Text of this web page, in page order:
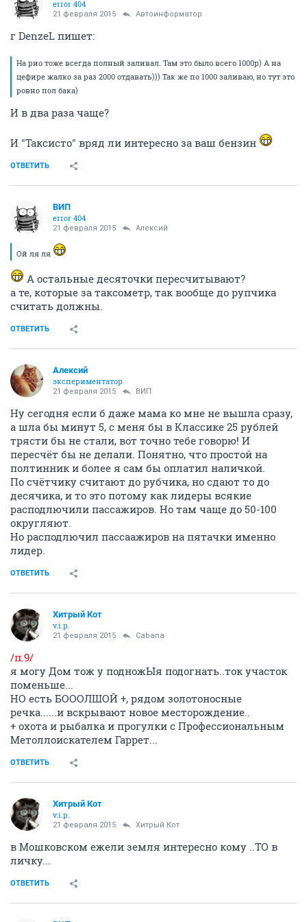
error 404
21 февраля 2015 Автоинформатор
г DenzeL пишет:
На рио тоже всегда полный заливал. Там это было всего 1000р) А на
цефире жалко за раз 2000 отдавать))) Так же по 1000 заливаю, но тут это
ровно пол бака)
И в два раза чаще?
И "Таксисто" вряд ли интересно за ваш бензин
ОТВЕТИТЬ
ВИП
error 404
21 февраля 2015 Алексий
Ой ля ля
А остальные десяточки пересчитывают?
а те, которые за таксометр, так вообще до рупчика
считать должны.
ОТВЕТИТЬ
Алексий
экспериментатор
21 февраля 2015 ВИП
Ну сегодня если б даже мама ко мне не вышла сразу,
а шла бы минут 5, с меня бы в Классике 25 рублей
трясти бы не стали, вот точно тебе говорю! И
пересчёт бы не делали. Понятно, что простой на
полтинник и более я сам бы оплатил наличкой.
По счётчику считают до рубчика, но сдают то до
десячика, и то это потому как лидеры всякие
расподлючили пассажиров. Но там чаще до 50-100
округляют.
Но расподлючил пассаажиров на пятачки именно
лидер.
ОТВЕТИТЬ
Хитрый Кот
v.i.p.
21 февраля 2015 Cabana
/п.9/
я могу Дом тож у подножЫя подогнать..ток участок
поменьше...
НО есть БОООЛШОЙ +, рядом золотоносные
речка......и вскрывают новое месторождение..
+ охота и рыбалка и прогулки с Профессиональным
Метоллоискателем Гаррет...
ОТВЕТИТЬ
Хитрый Кот
v.i.p.
21 февраля 2015 Хитрый Кот
в Мошковском ежели земля интересно кому ..ТО в
личку...
ОТВЕТИТЬ